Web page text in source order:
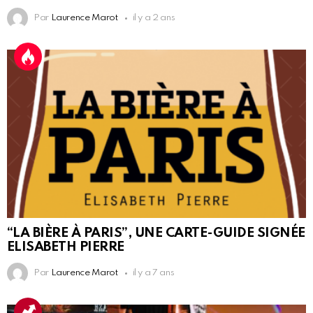
Par Laurence Marot il y a 2 ans
“LA BIÈRE À PARIS”, UNE CARTE-GUIDE SIGNÉE
ELISABETH PIERRE
Par Laurence Marot il y a 7 ans